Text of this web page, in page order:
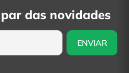
das novidades